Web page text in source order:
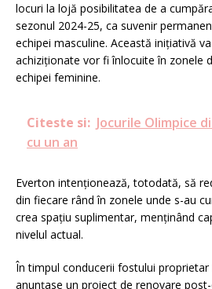
locuri la lojă posibilitatea de a
sezonul 2024-25, ca suvenir
echipei masculine. Această inițiativă
achiziționate vor fi înlocuite în zonele
echipei feminine.
Citeste si: Jocurile Olimpice
cu un an
Everton intenționează, totodată, să
din fiecare rând în zonele unde s-au
crea spațiu suplimentar, menținând
nivelul actual.
În timpul conducerii fostului proprietar
anunțase un proiect de renovare